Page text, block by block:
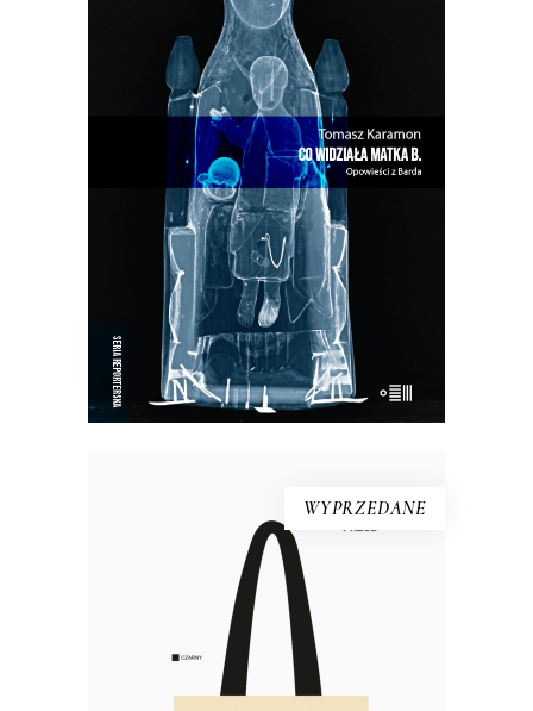
E-BOOK DO KOSZYKA
CO WIDZIAŁA MATKA B.
W Bardzie przeszłość i teraźniejszość
przeplatają się w niekończącym się
cyklu…
51.00zł 33.15zł
KSIĄŻKA DO KOSZYKA
WYPRZEDANE
Torba bawełniana DOWODY
Materiał: bawełna 100% Gramatura:
280g/m2 Wymiary: 38×40 cm (dno o